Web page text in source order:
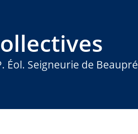
Éol. Seigneurie de Beaupré